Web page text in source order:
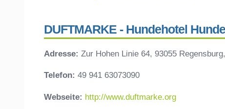
DUFTMARKE - Hundehotel
Adresse: Zur Hohen Linie 64, 93055
Telefon: 49 941 63073090
Webseite: http://www.duftmarke.org